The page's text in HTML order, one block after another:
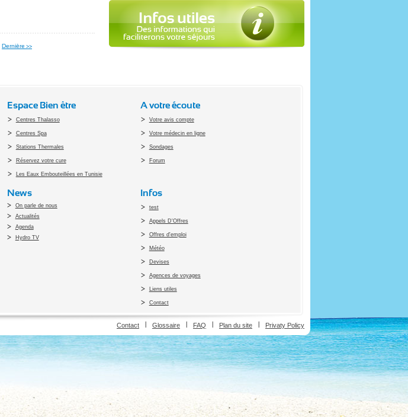
Dernière >>
Espace Bien être
Centres Thalasso
Centres Spa
Stations Thermales
Réservez votre cure
Les Eaux Embouteillées en Tunisie
A votre écoute
Votre avis compte
Votre médecin en ligne
Sondages
Forum
News
On parle de nous
Actualités
Agenda
Hydro TV
Infos
test
Appels D'Offres
Offres d'emploi
Météo
Devises
Agences de voyages
Liens utiles
Contact
Contact Glossaire FAQ Plan du site Privaty Policy
Open vision